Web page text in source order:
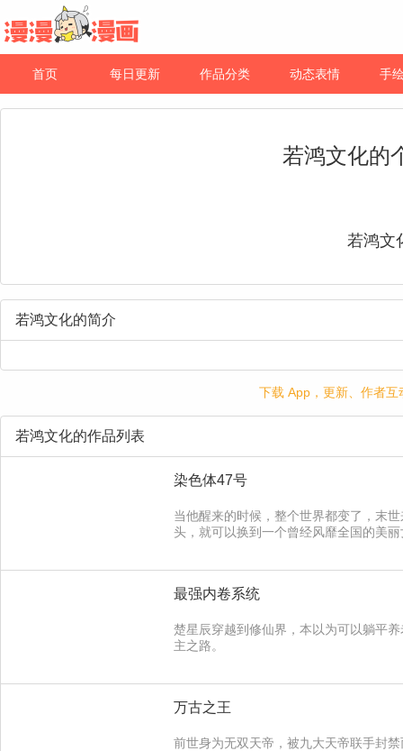
首页 每日更新 作品分类 动态表情 手
若鸿文化的
若鸿文
若鸿文化的简介
下载 App，更新、作者
若鸿文化的作品列表
染色体47号
当他醒来的时候，整个世界都变了，末
头，就可以换到一个曾经风靡全国的美
最强内卷系统
楚星辰穿越到修仙界，本以为可以躺平
主之路。
万古之王
前世身为无双天帝，被九大天帝联手封